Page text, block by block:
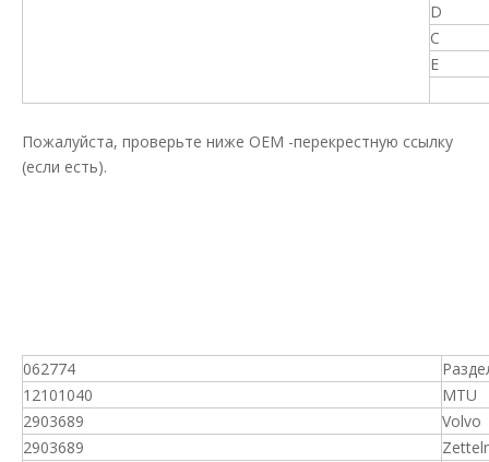
D
C
E
Пожалуйста, проверьте ниже OEM -перекрестную ссылку
(если есть).
062774
12101040
MTU
2903689
Volvo
2903689